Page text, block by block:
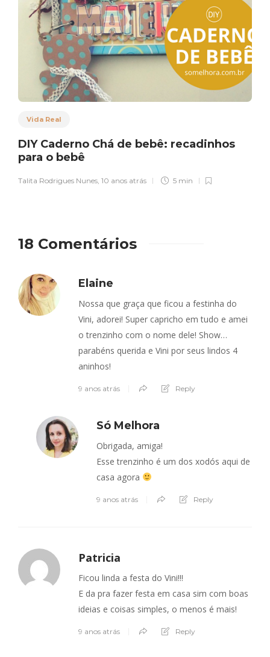
Vida Real
DIY Caderno Chá de bebê: recadinhos
para o bebê
Talita Rodrigues Nunes 10 anos atrás 5 min
18 Comentários
Elaine
Nossa que graça que ficou a festinha do
Vini, adorei! Super capricho em tudo e amei
o trenzinho com o nome dele! Show…
parabéns querida e Vini por seus lindos 4
aninhos!
9 anos atrás Reply
Só Melhora
Obrigada, amiga!
Esse trenzinho é um dos xodós aqui de
casa agora
9 anos atrás Reply
Patricia
Ficou linda a festa do Vini!!!
E da pra fazer festa em casa sim com boas
ideias e coisas simples, o menos é mais!
9 anos atrás Reply